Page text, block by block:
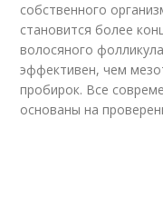
собственного
становится более
волосяного
эффективен, чем
пробирок. Все
основаны на